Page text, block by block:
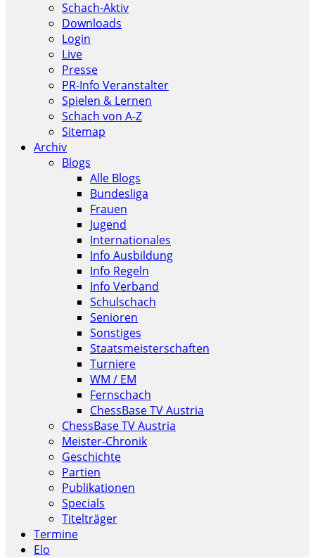
Schach-Aktiv
Downloads
Login
Live
Presse
PR-Info Veranstalter
Spielen & Lernen
Schach von A-Z
Sitemap
Archiv
Blogs
Alle Blogs
Bundesliga
Frauen
Jugend
Internationales
Info Ausbildung
Info Regeln
Info Verband
Schulschach
Senioren
Sonstiges
Staatsmeisterschaften
Turniere
WM / EM
Fernschach
ChessBase TV Austria
ChessBase TV Austria
Meister-Chronik
Geschichte
Partien
Publikationen
Specials
Titelträger
Termine
Elo